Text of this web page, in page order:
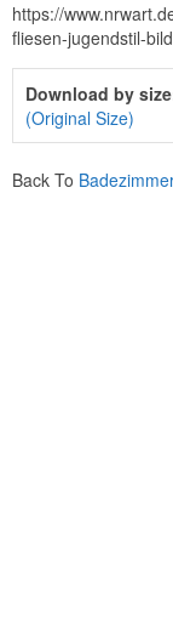
https://
fliesen-jugendstil-
Download by
(Original Size)
Back To